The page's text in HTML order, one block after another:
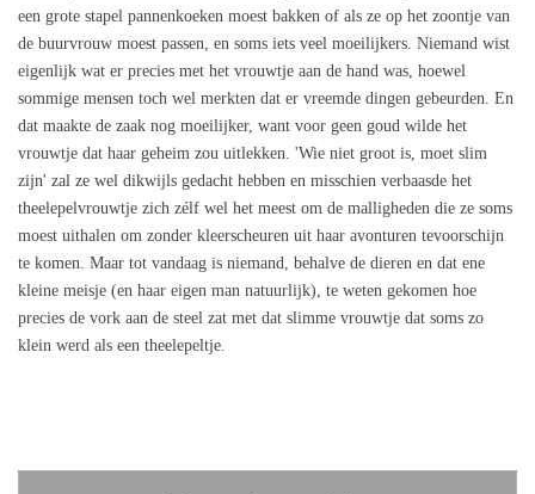
een grote stapel pannenkoeken moest bakken of als ze op het zoontje van
de buurvrouw moest passen, en soms iets veel moeilijkers. Niemand wist
eigenlijk wat er precies met het vrouwtje aan de hand was, hoewel
sommige mensen toch wel merkten dat er vreemde dingen gebeurden. En
dat maakte de zaak nog moeilijker, want voor geen goud wilde het
vrouwtje dat haar geheim zou uitlekken. 'Wie niet groot is, moet slim
zijn' zal ze wel dikwijls gedacht hebben en misschien verbaasde het
theelepelvrouwtje zich zélf wel het meest om de malligheden die ze soms
moest uithalen om zonder kleerscheuren uit haar avonturen tevoorschijn
te komen. Maar tot vandaag is niemand, behalve de dieren en dat ene
kleine meisje (en haar eigen man natuurlijk), te weten gekomen hoe
precies de vork aan de steel zat met dat slimme vrouwtje dat soms zo
klein werd als een theelepeltje.